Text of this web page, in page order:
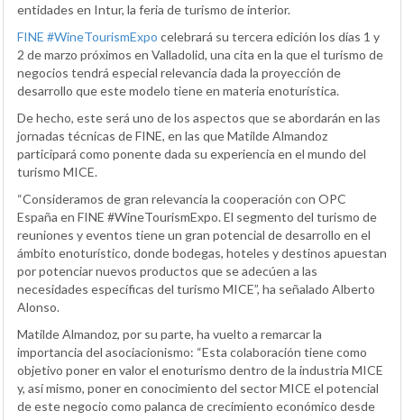
entidades en Intur, la feria de turismo de interior.
FINE #WineTourismExpo celebrará su tercera edición los días 1 y
2 de marzo próximos en Valladolid, una cita en la que el turismo de
negocios tendrá especial relevancia dada la proyección de
desarrollo que este modelo tiene en materia enoturística.
De hecho, este será uno de los aspectos que se abordarán en las
jornadas técnicas de FINE, en las que Matilde Almandoz
participará como ponente dada su experiencia en el mundo del
turismo MICE.
“Consideramos de gran relevancia la cooperación con OPC
España en FINE #WineTourismExpo. El segmento del turismo de
reuniones y eventos tiene un gran potencial de desarrollo en el
ámbito enoturístico, donde bodegas, hoteles y destinos apuestan
por potenciar nuevos productos que se adecúen a las
necesidades específicas del turismo MICE”, ha señalado Alberto
Alonso.
Matilde Almandoz, por su parte, ha vuelto a remarcar la
importancia del asociacionismo: “Esta colaboración tiene como
objetivo poner en valor el enoturismo dentro de la industria MICE
y, así mismo, poner en conocimiento del sector MICE el potencial
de este negocio como palanca de crecimiento económico desde